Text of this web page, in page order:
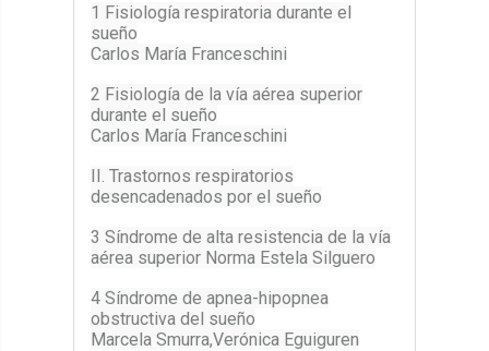
1 Fisiología respiratoria durante el
sueño
Carlos María Franceschini
2 Fisiología de la vía aérea superior
durante el sueño
Carlos María Franceschini
II. Trastornos respiratorios
desencadenados por el sueño
3 Síndrome de alta resistencia de la vía
aérea superior Norma Estela Silguero
4 Síndrome de apnea-hipopnea
obstructiva del sueño
Marcela Smurra,Verónica Eguiguren